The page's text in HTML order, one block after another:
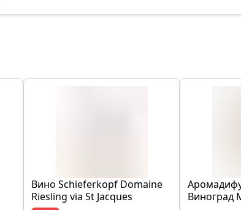
Вино Schieferkopf Domaine
Riesling via St Jacques
Виноград